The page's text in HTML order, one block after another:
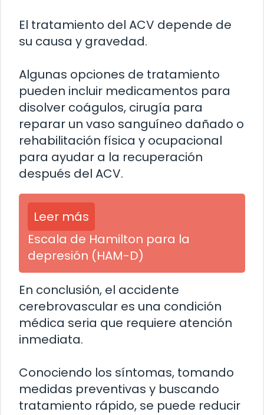
El tratamiento del ACV depende de
su causa y gravedad.
Algunas opciones de tratamiento
pueden incluir medicamentos para
disolver coágulos, cirugía para
reparar un vaso sanguíneo dañado o
rehabilitación física y ocupacional
para ayudar a la recuperación
después del ACV.
Leer más
Escala de Hamilton para la
depresión (HAM-D)
En conclusión, el accidente
cerebrovascular es una condición
médica seria que requiere atención
inmediata.
Conociendo los síntomas, tomando
medidas preventivas y buscando
tratamiento rápido, se puede reducir